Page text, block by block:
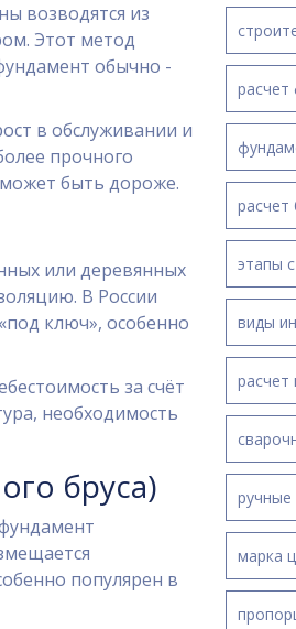
возводятся из
Этот метод
обычно -
в обслуживании и
прочного
может быть дороже.
или деревянных
В России
ключ», особенно
за счёт
необходимость
бруса)
популярен в
расчет
расчет
этапы
виды
расчет
ручные
марка